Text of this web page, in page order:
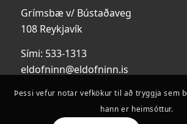
Grímsbæ v/ Bústaðaveg
108 Reykjavík
Sími: 533-1313
eldofninn@eldofninn.is
Þessi vefur notar vefkökur til að tryggja sem
hann er heimsóttur.